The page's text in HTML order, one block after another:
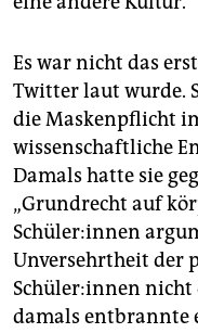
Es war nicht das
Twitter laut wurde.
die Maskenpflicht
wissenschaftliche
Damals hatte sie
„Grundrecht auf
Schü­le­r:in­nen
Unversehrtheit der
Schü­le­r:in­nen nicht
damals entbrannte